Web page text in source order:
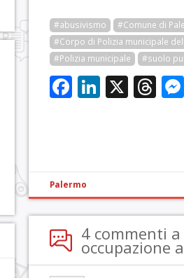
#abusivismo #Comune di
#Corpo di Polizia municipale
#Polizia municipale
#suolo
Facebook
X
Palermo
4 commenti
occupazione